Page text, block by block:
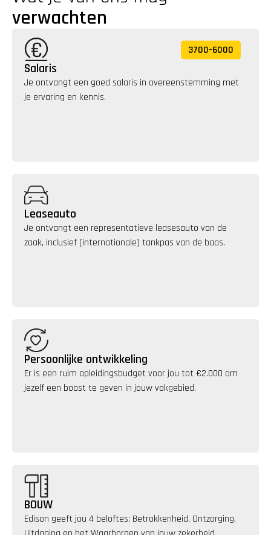
verwachten
3700-6000
Salaris
Je ontvangt een goed salaris in overeenstemming met
je ervaring en kennis.
Leaseauto
Je ontvangt een representatieve leasesauto van de
zaak, inclusief (internationale) tankpas van de baas.
Persoonlijke ontwikkeling
Er is een ruim opleidingsbudget voor jou tot €2.000 om
jezelf een boost te geven in jouw vakgebied.
BOUW
Edison geeft jou 4 beloftes: Betrokkenheid, Ontzorging,